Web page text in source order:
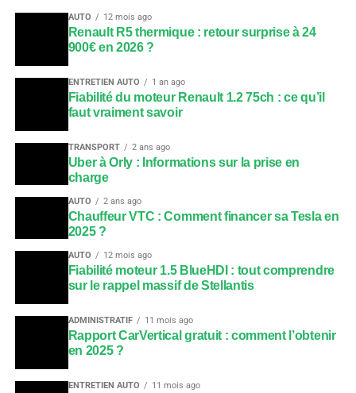
AUTO 12 mois ago
Renault R5 thermique : retour surprise à 24
900€ en 2026 ?
ENTRETIEN AUTO 1 an ago
Fiabilité du moteur Renault 1.2 75ch : ce qu’il
faut vraiment savoir
TRANSPORT 2 ans ago
Uber à Orly : Informations sur la prise en
charge
AUTO 2 ans ago
Chauffeur VTC : Comment financer sa Tesla en
2025 ?
AUTO 12 mois ago
Fiabilité moteur 1.5 BlueHDI : tout comprendre
sur le rappel massif de Stellantis
ADMINISTRATIF 11 mois ago
Rapport CarVertical gratuit : comment l’obtenir
en 2025 ?
ENTRETIEN AUTO 11 mois ago